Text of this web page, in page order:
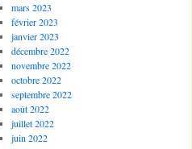
mars 2023
février 2023
janvier 2023
décembre 2022
novembre 2022
octobre 2022
septembre 2022
août 2022
juillet 2022
juin 2022